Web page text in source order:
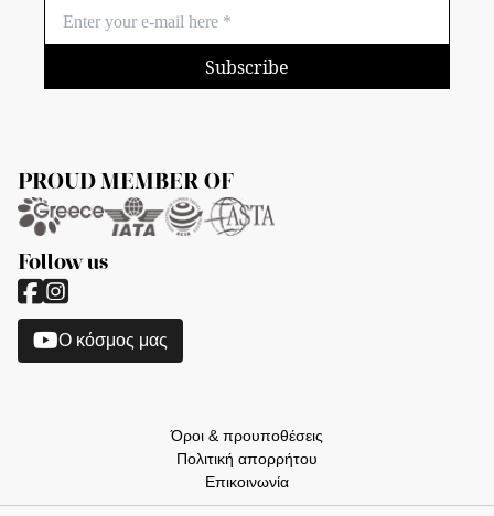
Subscribe
PROUD MEMBER OF
Follow us
O κόσμος μας
Όροι & προυποθέσεις
Πολιτική απορρήτου
Επικοινωνία